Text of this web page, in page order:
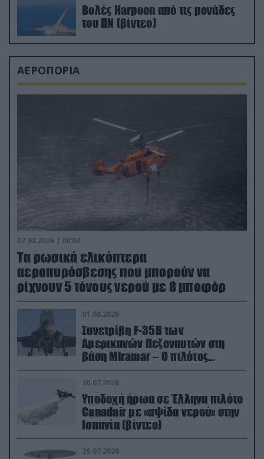
Βολές Harpoon από τις μονάδες
του ΠΝ (βίντεο)
ΑΕΡΟΠΟΡΙΑ
07.08.2026 | 00:02
Τα ρωσικά ελικόπτερα
αεροπυρόσβεσης που μπορούν να
ρίχνουν 5 τόνους νερού με 8 μποφόρ
01.08.2026
Συνετρίβη F-35B των
Αμερικανών Πεζοναυτών στη
βάση Miramar – Ο πιλότος
εκτινάχθηκε εγκαίρως
30.07.2026
Υποδοχή ήρωα σε Έλληνα πιλότο
Canadair με «αψίδα νερού» στην
Ισπανία (βίντεο)
29.07.2026